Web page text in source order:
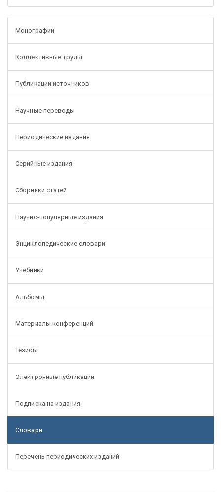
Монографии
Коллективные труды
Публикации источников
Научные переводы
Периодические издания
Серийные издания
Сборники статей
Научно-популярные издания
Энциклопедические словари
Учебники
Альбомы
Материалы конференций
Тезисы
Электронные публикации
Подписка на издания
Словари
Перечень периодических изданий